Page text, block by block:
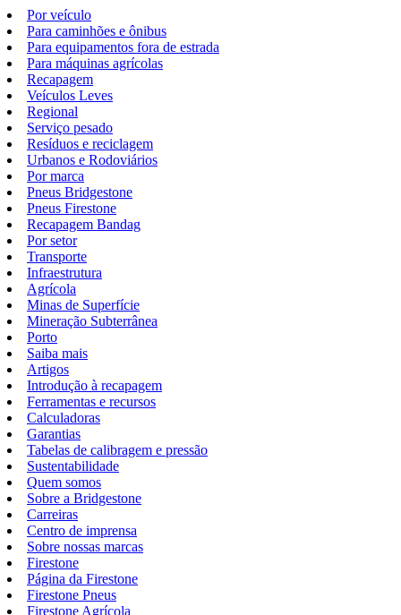
Por veículo
Para caminhões e ônibus
Para equipamentos fora de estrada
Para máquinas agrícolas
Recapagem
Veículos Leves
Regional
Serviço pesado
Resíduos e reciclagem
Urbanos e Rodoviários
Por marca
Pneus Bridgestone
Pneus Firestone
Recapagem Bandag
Por setor
Transporte
Infraestrutura
Agrícola
Minas de Superfície
Mineração Subterrânea
Porto
Saiba mais
Artigos
Introdução à recapagem
Ferramentas e recursos
Calculadoras
Garantias
Tabelas de calibragem e pressão
Sustentabilidade
Quem somos
Sobre a Bridgestone
Carreiras
Centro de imprensa
Sobre nossas marcas
Firestone
Página da Firestone
Firestone Pneus
Firestone Agrícola